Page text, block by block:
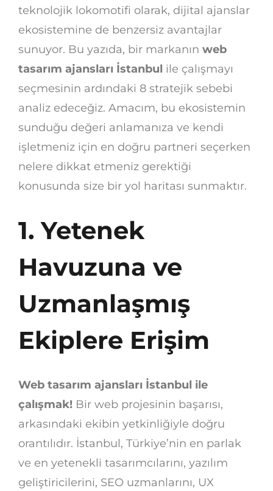
teknolojik lokomotifi olarak, dijital ajanslar
ekosistemine de benzersiz avantajlar
sunuyor. Bu yazıda, bir markanın web
tasarım ajansları İstanbul ile çalışmayı
seçmesinin ardındaki 8 stratejik sebebi
analiz edeceğiz. Amacım, bu ekosistemin
sunduğu değeri anlamanıza ve kendi
işletmeniz için en doğru partneri seçerken
nelere dikkat etmeniz gerektiği
konusunda size bir yol haritası sunmaktır.
1. Yetenek
Havuzuna ve
Uzmanlaşmış
Ekiplere Erişim
Web tasarım ajansları İstanbul ile
çalışmak! Bir web projesinin başarısı,
arkasındaki ekibin yetkinliğiyle doğru
orantılıdır. İstanbul, Türkiye’nin en parlak
ve en yetenekli tasarımcılarını, yazılım
geliştiricilerini, SEO uzmanlarını, UX